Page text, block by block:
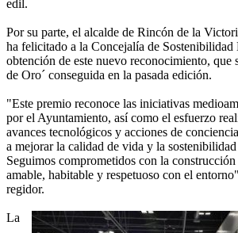
edil.
Por su parte, el alcalde de Rincón de la
ha felicitado a la Concejalía de
obtención de este nuevo reconocimiento, que
de Oro´ conseguida en la pasada edición.
"Este premio reconoce las iniciativas
por el Ayuntamiento, así como el esfuerzo
avances tecnológicos y acciones de
a mejorar la calidad de vida y la
Seguimos comprometidos con la
amable, habitable y respetuoso con el
regidor.
La